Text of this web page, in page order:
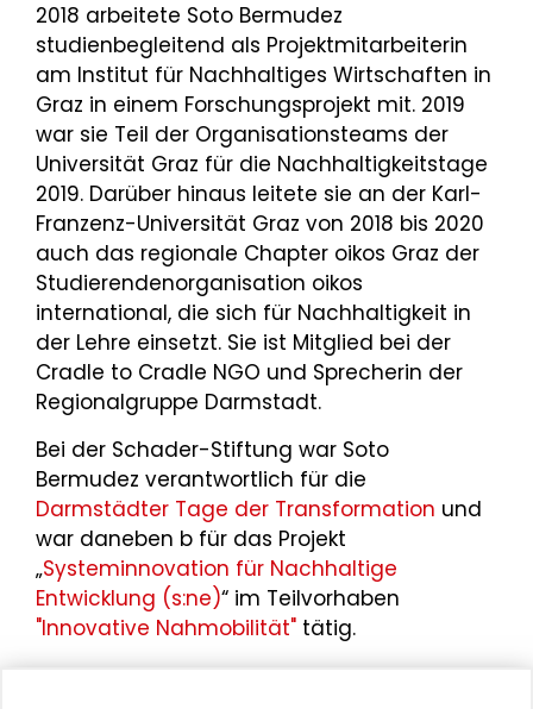
2018 arbeitete Soto Bermudez
studienbegleitend als Projektmitarbeiterin
am Institut für Nachhaltiges Wirtschaften in
Graz in einem Forschungsprojekt mit. 2019
war sie Teil der Organisationsteams der
Universität Graz für die Nachhaltigkeitstage
2019. Darüber hinaus leitete sie an der Karl-
Franzenz-Universität Graz von 2018 bis 2020
auch das regionale Chapter oikos Graz der
Studierendenorganisation oikos
international, die sich für Nachhaltigkeit in
der Lehre einsetzt. Sie ist Mitglied bei der
Cradle to Cradle NGO und Sprecherin der
Regionalgruppe Darmstadt.
Bei der Schader-Stiftung war Soto
Bermudez verantwortlich für die
Darmstädter Tage der Transformation und
war daneben b für das Projekt
„Systeminnovation für Nachhaltige
Entwicklung (s:ne)“ im Teilvorhaben
"Innovative Nahmobilität" tätig.